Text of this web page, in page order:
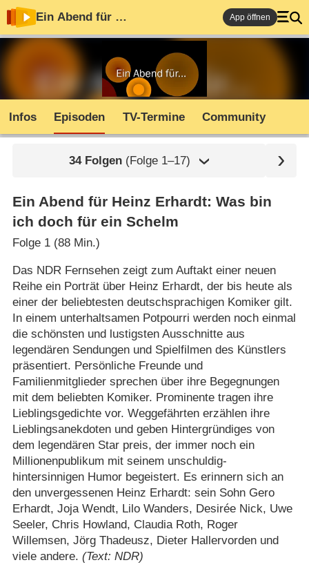
Ein Abend für … App öffnen
Infos Episoden TV-Termine Community
34 Folgen(Folge 1⁠–⁠17)
Ein Abend für Heinz Erhardt: Was bin
ich doch für ein Schelm
Folge 1 (88 Min.)
Das NDR Fernsehen zeigt zum Auftakt einer neuen
Reihe ein Porträt über Heinz Erhardt, der bis heute als
einer der beliebtesten deutschsprachigen Komiker gilt.
In einem unterhaltsamen Potpourri werden noch einmal
die schönsten und lustigsten Ausschnitte aus
legendären Sendungen und Spielfilmen des Künstlers
präsentiert. Persönliche Freunde und
Familienmitglieder sprechen über ihre Begegnungen
mit dem beliebten Komiker. Prominente tragen ihre
Lieblingsgedichte vor. Weggefährten erzählen ihre
Lieblingsanekdoten und geben Hintergründiges von
dem legendären Star preis, der immer noch ein
Millionenpublikum mit seinem unschuldig-
hintersinnigen Humor begeistert. Es erinnern sich an
den unvergessenen Heinz Erhardt: sein Sohn Gero
Erhardt, Joja Wendt, Lilo Wanders, Desirée Nick, Uwe
Seeler, Chris Howland, Claudia Roth, Roger
Willemsen, Jörg Thadeusz, Dieter Hallervorden und
viele andere. (Text: NDR)